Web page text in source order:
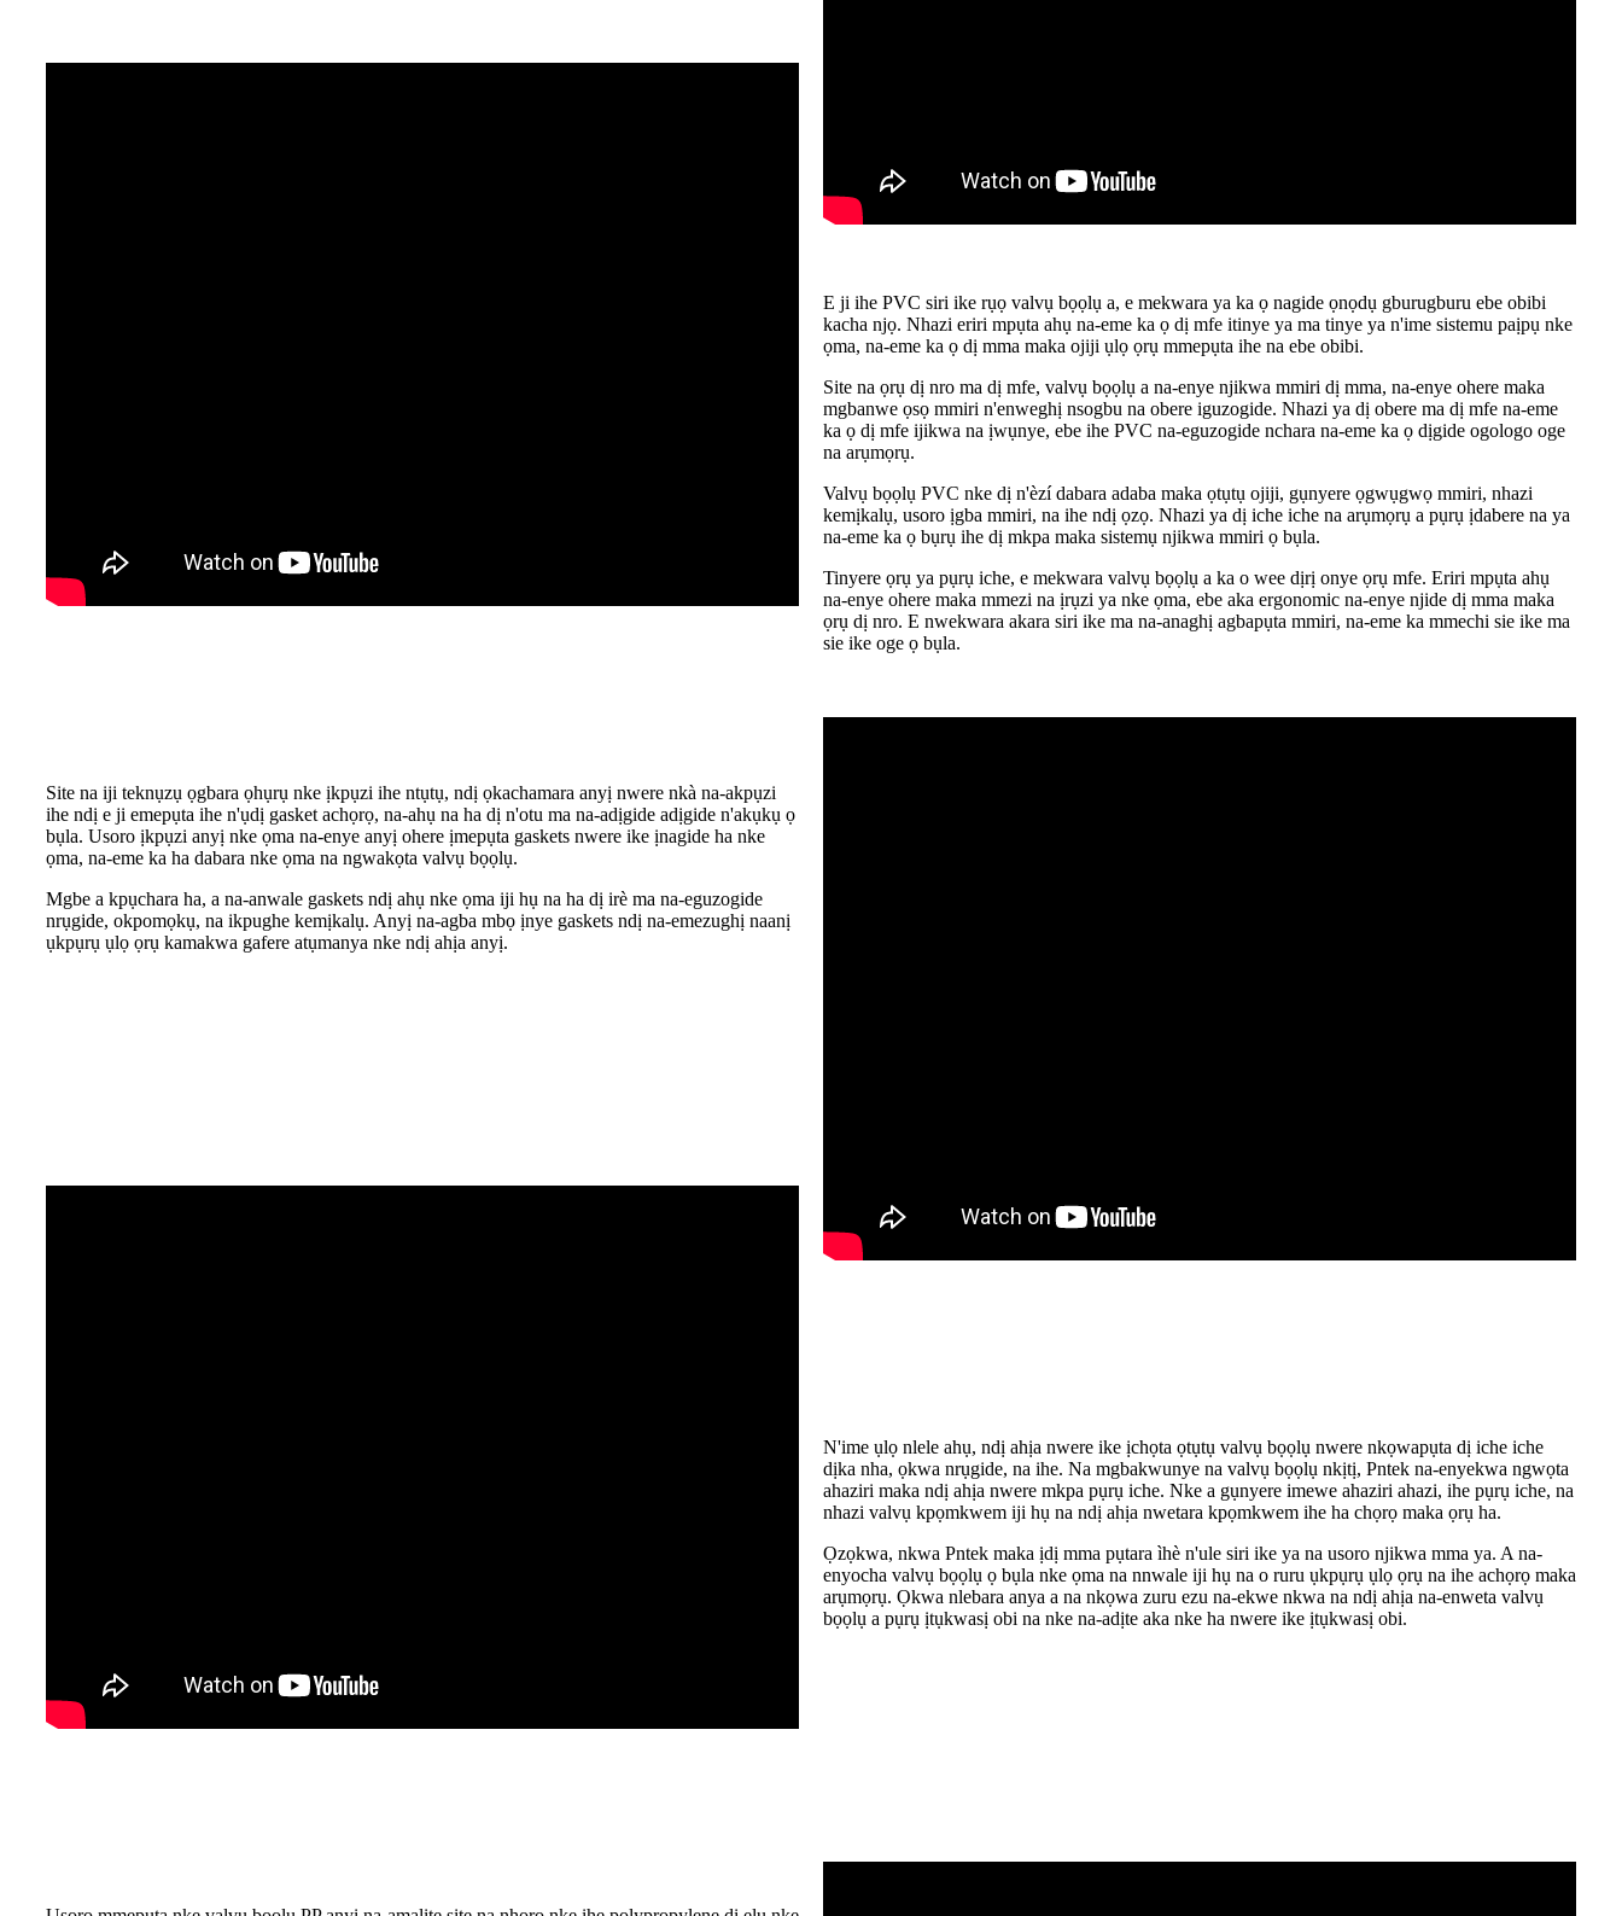
Site na iji teknụzụ ọgbara ọhụrụ nke ịkpụzi ihe ntụtụ, ndị ọkachamara anyị nwere nkà na-akpụzi
ihe ndị e ji emepụta ihe n'ụdị gasket achọrọ, na-ahụ na ha dị n'otu ma na-adịgide adịgide n'akụkụ ọ
bụla. Usoro ịkpụzi anyị nke ọma na-enye anyị ohere ịmepụta gaskets nwere ike ịnagide ha nke
ọma, na-eme ka ha dabara nke ọma na ngwakọta valvụ bọọlụ.
Mgbe a kpụchara ha, a na-anwale gaskets ndị ahụ nke ọma iji hụ na ha dị irè ma na-eguzogide
nrụgide, okpomọkụ, na ikpughe kemịkalụ. Anyị na-agba mbọ ịnye gaskets ndị na-emezughị naanị
ụkpụrụ ụlọ ọrụ kamakwa gafere atụmanya nke ndị ahịa anyị.
E ji ihe PVC siri ike rụọ valvụ bọọlụ a, e mekwara ya ka ọ nagide ọnọdụ gburugburu ebe obibi
kacha njọ. Nhazi eriri mpụta ahụ na-eme ka ọ dị mfe itinye ya ma tinye ya n'ime sistemu paịpụ nke
ọma, na-eme ka ọ dị mma maka ojiji ụlọ ọrụ mmepụta ihe na ebe obibi.
Site na ọrụ dị nro ma dị mfe, valvụ bọọlụ a na-enye njikwa mmiri dị mma, na-enye ohere maka
mgbanwe ọsọ mmiri n'enweghị nsogbu na obere iguzogide. Nhazi ya dị obere ma dị mfe na-eme
ka ọ dị mfe ijikwa na ịwụnye, ebe ihe PVC na-eguzogide nchara na-eme ka ọ dịgide ogologo oge
na arụmọrụ.
Valvụ bọọlụ PVC nke dị n'èzí dabara adaba maka ọtụtụ ojiji, gụnyere ọgwụgwọ mmiri, nhazi
kemịkalụ, usoro ịgba mmiri, na ihe ndị ọzọ. Nhazi ya dị iche iche na arụmọrụ a pụrụ ịdabere na ya
na-eme ka ọ bụrụ ihe dị mkpa maka sistemụ njikwa mmiri ọ bụla.
Tinyere ọrụ ya pụrụ iche, e mekwara valvụ bọọlụ a ka o wee dịrị onye ọrụ mfe. Eriri mpụta ahụ
na-enye ohere maka mmezi na ịrụzi ya nke ọma, ebe aka ergonomic na-enye njide dị mma maka
ọrụ dị nro. E nwekwara akara siri ike ma na-anaghị agbapụta mmiri, na-eme ka mmechi sie ike ma
sie ike oge ọ bụla.
N'ime ụlọ nlele ahụ, ndị ahịa nwere ike ịchọta ọtụtụ valvụ bọọlụ nwere nkọwapụta dị iche iche
dịka nha, ọkwa nrụgide, na ihe. Na mgbakwunye na valvụ bọọlụ nkịtị, Pntek na-enyekwa ngwọta
ahaziri maka ndị ahịa nwere mkpa pụrụ iche. Nke a gụnyere imewe ahaziri ahazi, ihe pụrụ iche, na
nhazi valvụ kpọmkwem iji hụ na ndị ahịa nwetara kpọmkwem ihe ha chọrọ maka ọrụ ha.
Ọzọkwa, nkwa Pntek maka ịdị mma pụtara ìhè n'ule siri ike ya na usoro njikwa mma ya. A na-
enyocha valvụ bọọlụ ọ bụla nke ọma na nnwale iji hụ na o ruru ụkpụrụ ụlọ ọrụ na ihe achọrọ maka
arụmọrụ. Ọkwa nlebara anya a na nkọwa zuru ezu na-ekwe nkwa na ndị ahịa na-enweta valvụ
bọọlụ a pụrụ ịtụkwasị obi na nke na-adịte aka nke ha nwere ike ịtụkwasị obi.